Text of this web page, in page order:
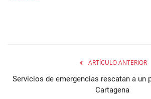
ARTÍCULO ANTERIOR
Servicios de emergencias rescatan a un
Cartagena